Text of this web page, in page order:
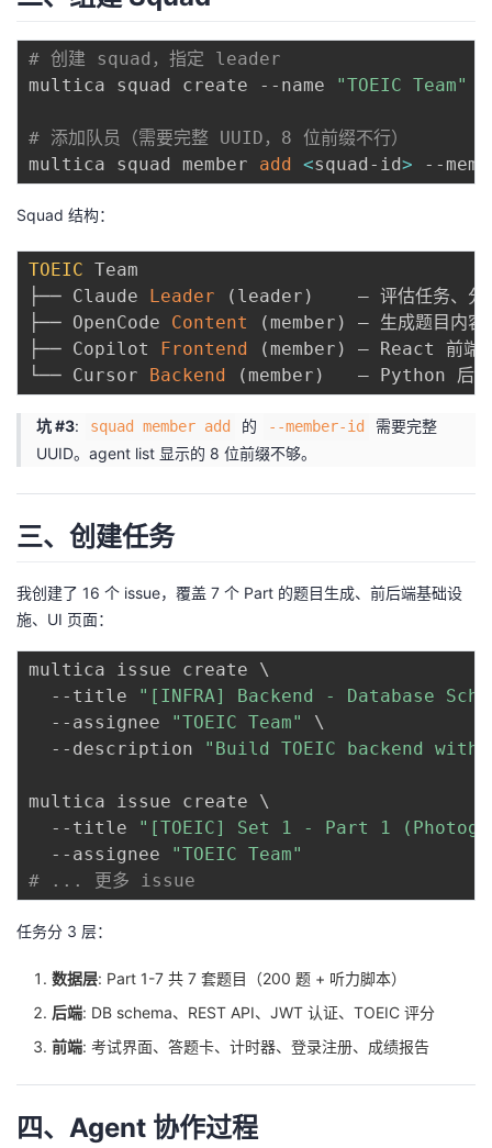
# 创建 squad，指定 leader
multica squad create --name
"TOEIC Team"
# 添加队员（需要完整 UUID，8 位前缀不行）
multica squad member add <squad-id> --
Squad 结构：
TOEIC Team
├── Claude
Leader ( leader )
— 评估任务、分
├── OpenCode Content ( member )
— 生成题目内容
├── Copilot
Frontend ( member )
— React 前端
└── Cursor
Backend ( member )
坑 #3: squad member add 的 --member-id
需要完整
UUID。agent list 显示的 8 位前缀不够。
三、创建任务
我创建了 16 个 issue，覆盖 7 个 Part 的题目生成、前后端基础设
施、UI 页面：
multica issue create \
  --title
"[INFRA] Backend - Database
  --assignee
"TOEIC Team"
\
  --description
"Build TOEIC backend
multica issue create \
  --title
"[TOEIC] Set 1 - Part 1
  --assignee
"TOEIC Team"
# ... 更多 issue
任务分 3 层：
数据层: Part 1-7 共 7 套题目（200 题 + 听力脚本）
后端: DB schema、REST API、JWT 认证、TOEIC 评分
前端: 考试界面、答题卡、计时器、登录注册、成绩报告
四、Agent 协作过程